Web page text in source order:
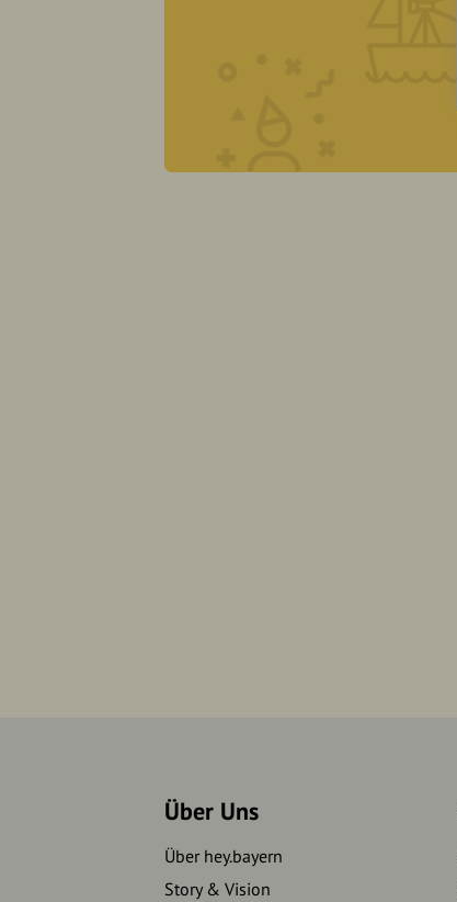
Über Uns
Über hey.bayern
Story & Vision